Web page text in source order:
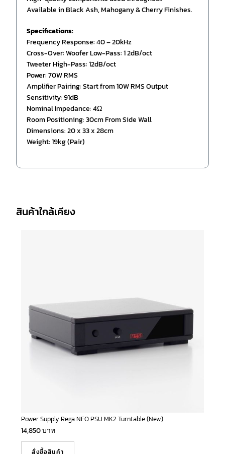
Available in Black Ash, Mahogany & Cherry Finishes.
Specifications:
Frequency Response: 40 – 20kHz
Cross-Over: Woofer Low-Pass: 1 2dB/oct
Tweeter High-Pass: 12dB/oct
Power: 70W RMS
Amplifier Pairing: Start from 10W RMS Output
Sensitivity: 91dB
Nominal Impedance: 4Ω
Room Positioning: 30cm From Side Wall
Dimensions: 20 x 33 x 28cm
Weight: 19kg (Pair)
สินค้าใกล้เคียง
Power Supply Rega NEO PSU MK2 Turntable (New)
14,850บาท
สั่งซื้อสินค้า